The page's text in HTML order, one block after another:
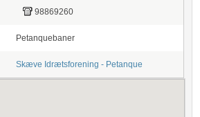
98869260
Petanquebaner
Skæve Idrætsforening - Petanque